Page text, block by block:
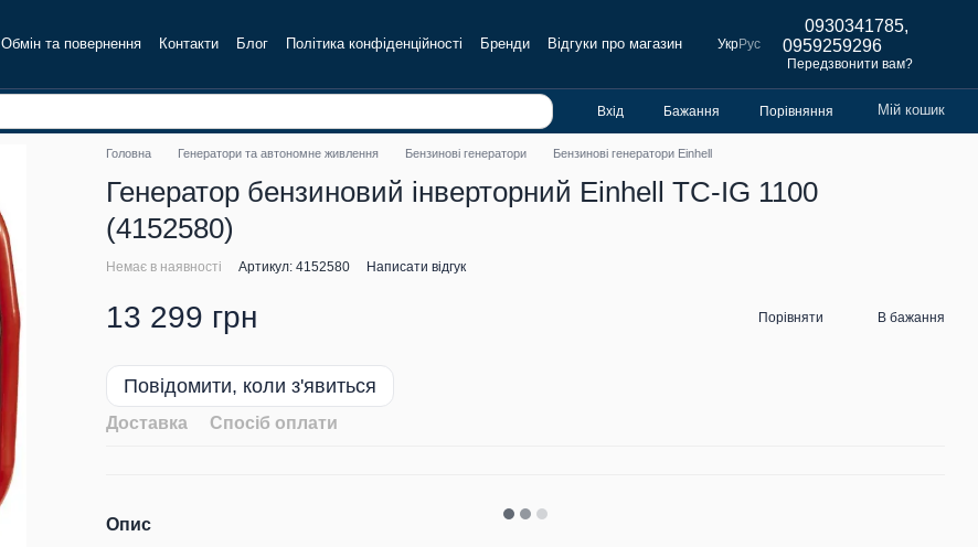
Обмін та повернення Контакти Блог Політика конфіденційності Бренди Відгуки про магазин УкрРус
0930341785,
0959259296
Передзвонити вам?
Вхід Бажання Порівняння Мій кошик
Головна Генератори та автономне живлення Бензинові генератори Бензинові генератори Einhell
Генератор бензиновий інверторний Einhell TC-IG 1100
(4152580)
Немає в наявності Артикул: 4152580 Написати відгук
13 299 грн Порівняти В бажання
Повідомити, коли з'явиться
Доставка Спосіб оплати
Опис